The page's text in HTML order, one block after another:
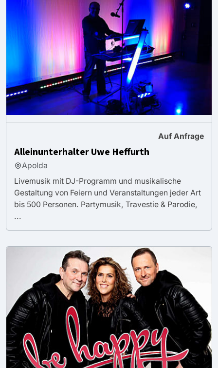
Auf Anfrage
Alleinunterhalter Uwe Heffurth
Apolda
Livemusik mit DJ-Programm und musikalische
Gestaltung von Feiern und Veranstaltungen jeder Art
bis 500 Personen. Partymusik, Travestie & Parodie,
...